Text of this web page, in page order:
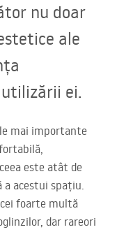
nu doar
ale
ei.
mai importante
este atât de
a acestui spațiu.
foarte multă
dar rareori